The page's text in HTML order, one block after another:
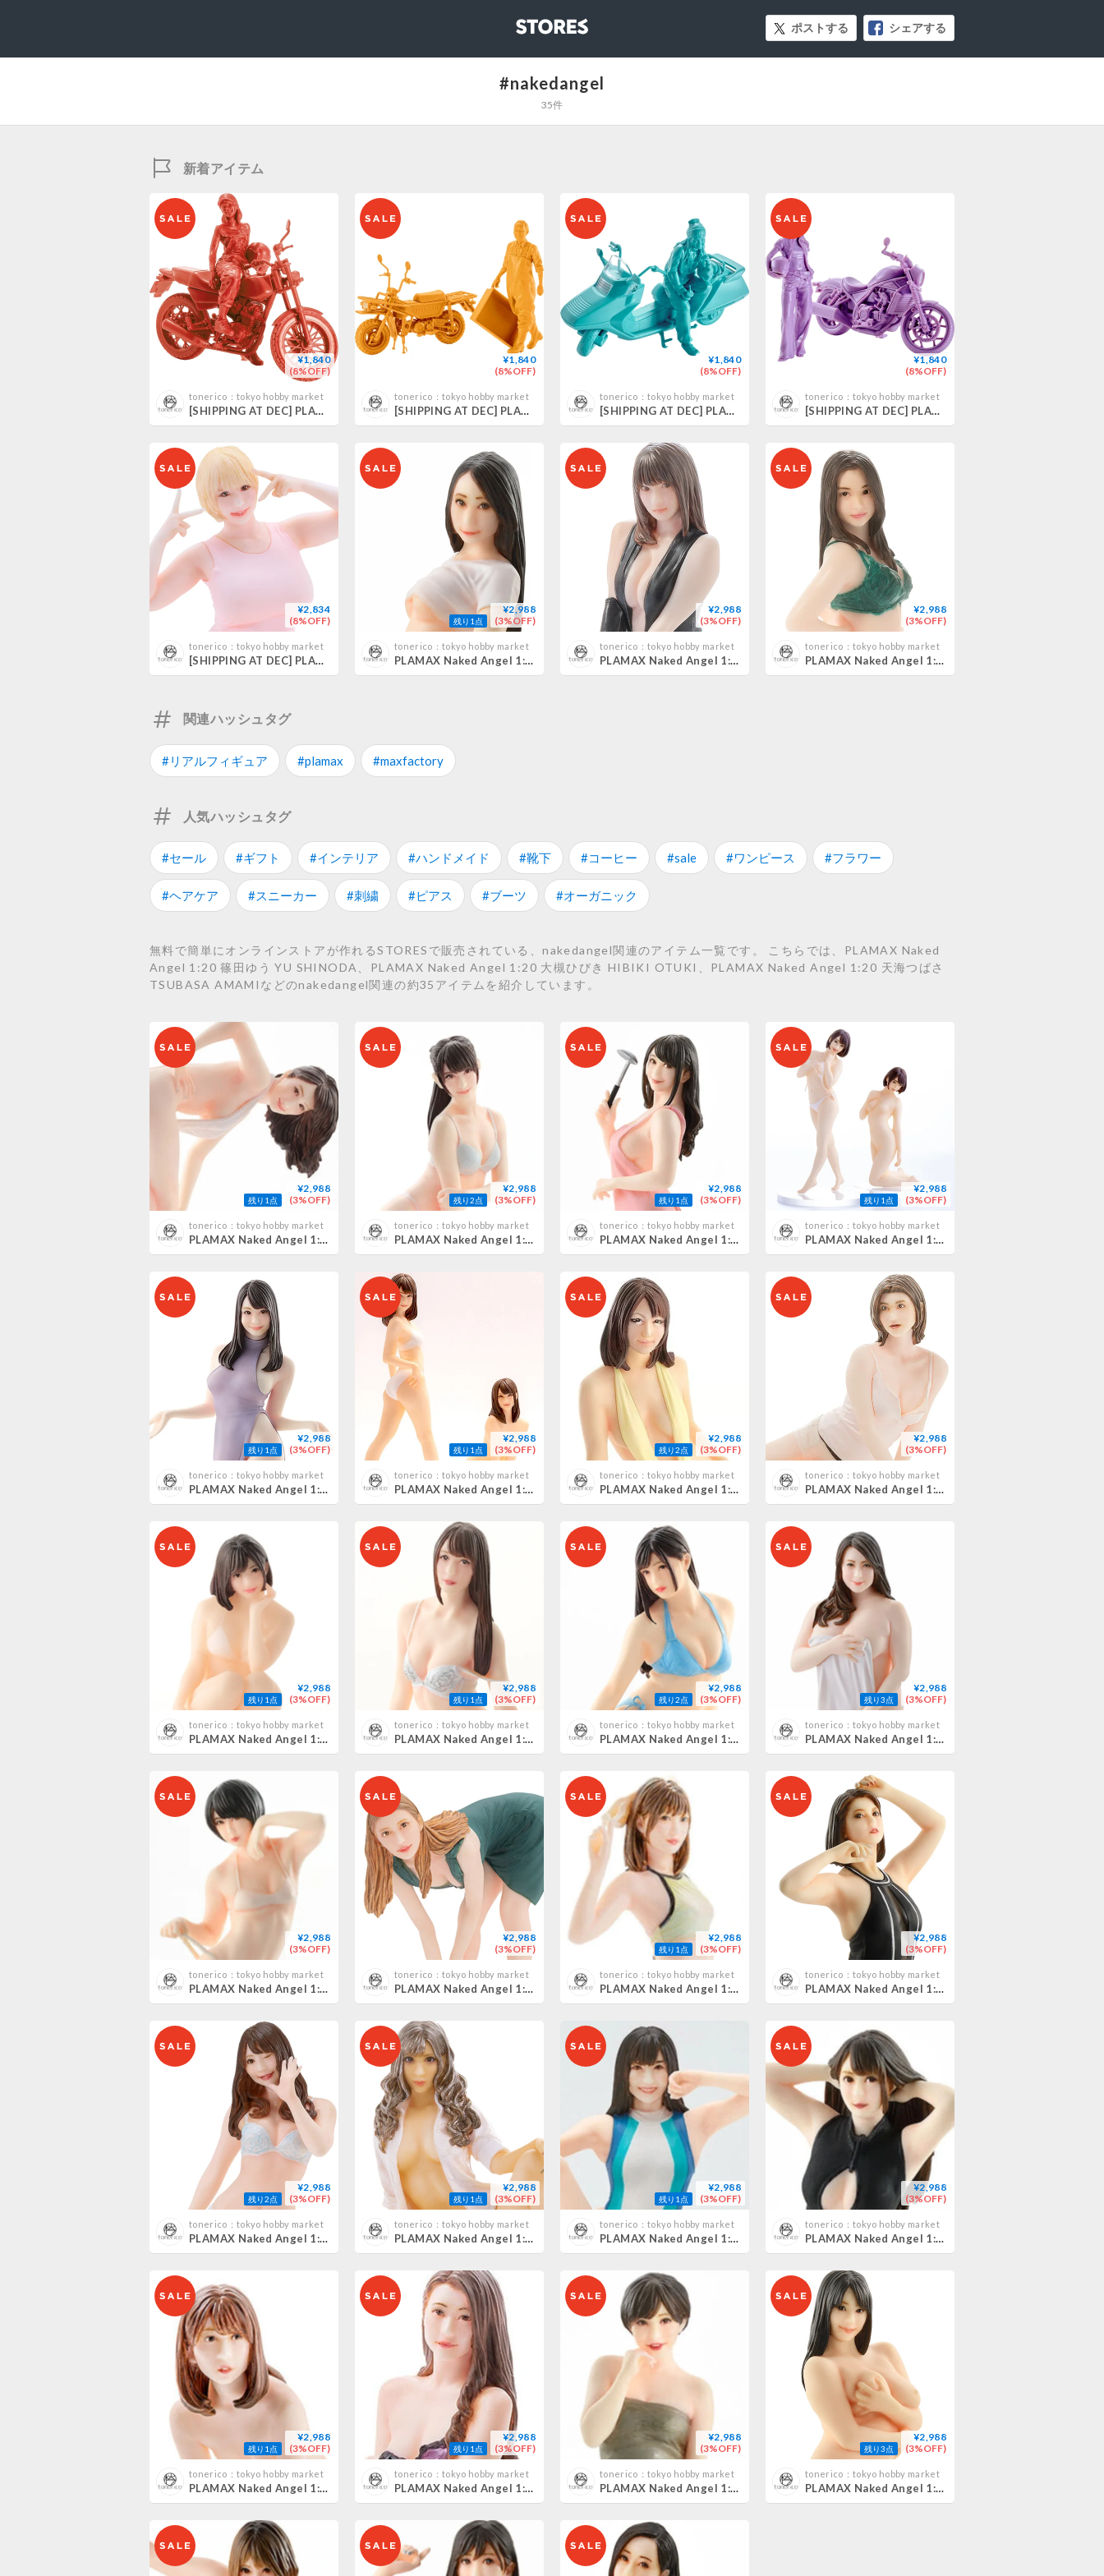
STORES ポストする シェアする
#nakedangel
35件
新着アイテム
¥1,840
(8%OFF)
tonerico：tokyo hobby market
[SHIPPING AT DEC] PLAMAX MF-103 Rider's portrait Honda FTR 223 レッド/ブルー/ホワイト
¥1,840
(8%OFF)
tonerico：tokyo hobby market
[SHIPPING AT DEC] PLAMAX MF-104 Rider's portrait Honda MOTRA イエロー/グリーン/ウィステリア
¥1,840
(8%OFF)
tonerico：tokyo hobby market
[SHIPPING AT DEC] PLAMAX MF-102 Rider's portrait Honda Fusion ターコイズ/カスタード/オーキッド
¥1,840
(8%OFF)
tonerico：tokyo hobby market
[SHIPPING AT DEC] PLAMAX MF-101 Rider's portrait Honda Rebel 1100 ラベンダー/ワインレッド/ネイビー
¥2,834
(8%OFF)
tonerico：tokyo hobby market
[SHIPPING AT DEC] PLAMAX Naked Angel 1:20 乙アリス ALICE OTSU
残り1点
¥2,988
(3%OFF)
tonerico：tokyo hobby market
PLAMAX Naked Angel 1:20 蓮実クレア KUREA HASUMI
¥2,988
(3%OFF)
tonerico：tokyo hobby market
PLAMAX Naked Angel 1:20 鷲尾めい MEI WASIO
¥2,988
(3%OFF)
tonerico：tokyo hobby market
PLAMAX Naked Angel 1:20 吉高寧々 NENE YOSHTAKA
関連ハッシュタグ
#リアルフィギュア #plamax #maxfactory
人気ハッシュタグ
#セール #ギフト #インテリア #ハンドメイド #靴下 #コーヒー #sale #ワンピース #フラワー
#ヘアケア #スニーカー #刺繍 #ピアス #ブーツ #オーガニック
無料で簡単にオンラインストアが作れるSTORESで販売されている、nakedangel関連のアイテム一覧です。 こちらでは、PLAMAX Naked
Angel 1:20 篠田ゆう YU SHINODA、PLAMAX Naked Angel 1:20 大槻ひびき HIBIKI OTUKI、PLAMAX Naked Angel 1:20 天海つばさ
TSUBASA AMAMIなどのnakedangel関連の約35アイテムを紹介しています。
残り1点
¥2,988
(3%OFF)
tonerico：tokyo hobby market
PLAMAX Naked Angel 1:20 JULIA
残り2点
¥2,988
(3%OFF)
tonerico：tokyo hobby market
PLAMAX Naked Angel 1:20 希島あいり AIRI KISHIMA
残り1点
¥2,988
(3%OFF)
tonerico：tokyo hobby market
PLAMAX Naked Angel 1:20 白石茉莉奈 MARINA SIRAISHI
残り1点
¥2,988
(3%OFF)
tonerico：tokyo hobby market
PLAMAX Naked Angel 1:20 戸田真琴 MAKOTO TODA
残り1点
¥2,988
(3%OFF)
tonerico：tokyo hobby market
PLAMAX Naked Angel 1:20 夢乃あいか AIKA YUMENO
残り1点
¥2,988
(3%OFF)
tonerico：tokyo hobby market
PLAMAX Naked Angel 1:20 天使もえ MOE AMATSUKA
残り2点
¥2,988
(3%OFF)
tonerico：tokyo hobby market
PLAMAX Naked Angel 1:20 星野ナミ NAMI HOSHINO
¥2,988
(3%OFF)
tonerico：tokyo hobby market
PLAMAX Naked Angel 1:20 美乃すずめ SUZUME MINO
残り1点
¥2,988
(3%OFF)
tonerico：tokyo hobby market
PLAMAX Naked Angel 1:20 麻里梨夏 RIKA MARI
残り1点
¥2,988
(3%OFF)
tonerico：tokyo hobby market
PLAMAX Naked Angel 1:20 希崎ジェシカ JESSICA KIZAKI
残り2点
¥2,988
(3%OFF)
tonerico：tokyo hobby market
PLAMAX Naked Angel 1:20 高橋しょう子 SHOUKO TAKAHASHI
残り3点
¥2,988
(3%OFF)
tonerico：tokyo hobby market
PLAMAX Naked Angel 1:20 風間ゆみ YUMI KAZAMA
¥2,988
(3%OFF)
tonerico：tokyo hobby market
PLAMAX Naked Angel 1:20うしじまいい肉 USHIJIMA IINIKU
¥2,988
(3%OFF)
tonerico：tokyo hobby market
PLAMAX Naked Angel 1:20 藤井蘭々RANRAN FUJII
残り1点
¥2,988
(3%OFF)
tonerico：tokyo hobby market
PLAMAX Naked Angel 1:20 美谷朱里 AKARI MITANI
¥2,988
(3%OFF)
tonerico：tokyo hobby market
PLAMAX Naked Angel 1:20 小澤マリア MARIA OZAWA
残り2点
¥2,988
(3%OFF)
tonerico：tokyo hobby market
PLAMAX Naked Angel 1:20 河南実里 Minori Kawana
残り1点
¥2,988
(3%OFF)
tonerico：tokyo hobby market
PLAMAX Naked Angel 1:20 AIKA
残り1点
¥2,988
(3%OFF)
tonerico：tokyo hobby market
PLAMAX Naked Angel 1:20 稲森美優 Miyu Inamori
¥2,988
(3%OFF)
tonerico：tokyo hobby market
PLAMAX Naked Angel 1:20 佳苗るか RUKA KANAE
残り1点
¥2,988
(3%OFF)
tonerico：tokyo hobby market
PLAMAX Naked Angel 1:20 あおいれな RENA AOI
残り1点
¥2,988
(3%OFF)
tonerico：tokyo hobby market
PLAMAX Naked Angel 1:20 北条麻妃 MAKI HOUJYOU
¥2,988
(3%OFF)
tonerico：tokyo hobby market
PLAMAX Naked Angel 1:20 里美ゆりあ YURIA SATOMI
残り3点
¥2,988
(3%OFF)
tonerico：tokyo hobby market
PLAMAX Naked Angel 1:20 春菜はな HANA HARUNA